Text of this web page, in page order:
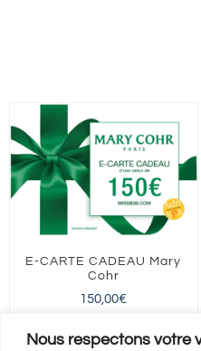
Nous respectons votre
E-CARTE CADEAU Mary
Cohr
150,00€
FRANCE entière